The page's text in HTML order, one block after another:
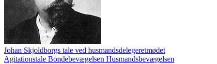
Johan Skjoldborgs tale ved husmandsdelegeretmødet
Agitationstale Bondebevægelsen Husmandsbevægelsen